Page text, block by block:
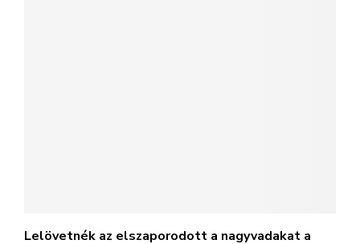
Lelövetnék az elszaporodott a nagyvadakat a